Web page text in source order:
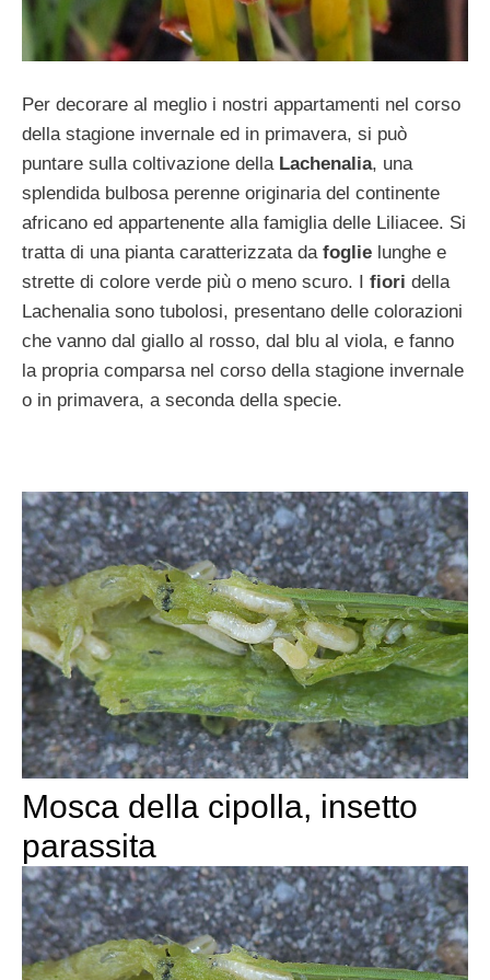
Per decorare al meglio i nostri appartamenti nel corso
della stagione invernale ed in primavera, si può
puntare sulla coltivazione della Lachenalia, una
splendida bulbosa perenne originaria del continente
africano ed appartenente alla famiglia delle Liliacee. Si
tratta di una pianta caratterizzata da foglie lunghe e
strette di colore verde più o meno scuro. I fiori della
Lachenalia sono tubolosi, presentano delle colorazioni
che vanno dal giallo al rosso, dal blu al viola, e fanno
la propria comparsa nel corso della stagione invernale
o in primavera, a seconda della specie.
Mosca della cipolla, insetto
parassita